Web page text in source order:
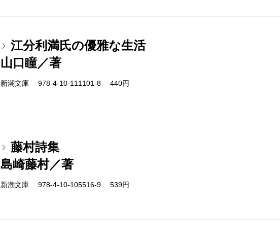
江分利満氏の優雅な生活
山口瞳／著
新潮文庫 978-4-10-111101-8 440円
藤村詩集
島崎藤村／著
新潮文庫 978-4-10-105516-9 539円